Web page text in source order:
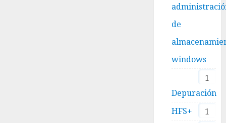
de
windows
1
Depuración
1
HFS+